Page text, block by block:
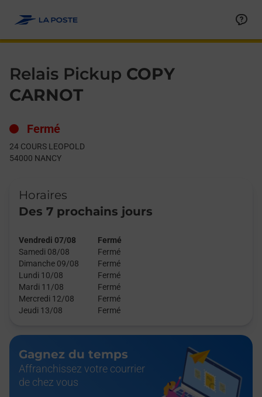
Relais Pickup COPY
CARNOT
Fermé
24 COURS LEOPOLD
54000 NANCY
Horaires
Des 7 prochains jours
Vendredi 07/08
Fermé
Samedi 08/08
Fermé
Dimanche 09/08
Fermé
Lundi 10/08
Fermé
Mardi 11/08
Fermé
Mercredi 12/08
Fermé
Jeudi 13/08
Fermé
Gagnez du temps
Affranchissez votre courrier
de chez vous